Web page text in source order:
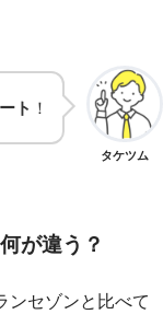
タケツム
ト ！
が違う？
ンセゾンと比べて